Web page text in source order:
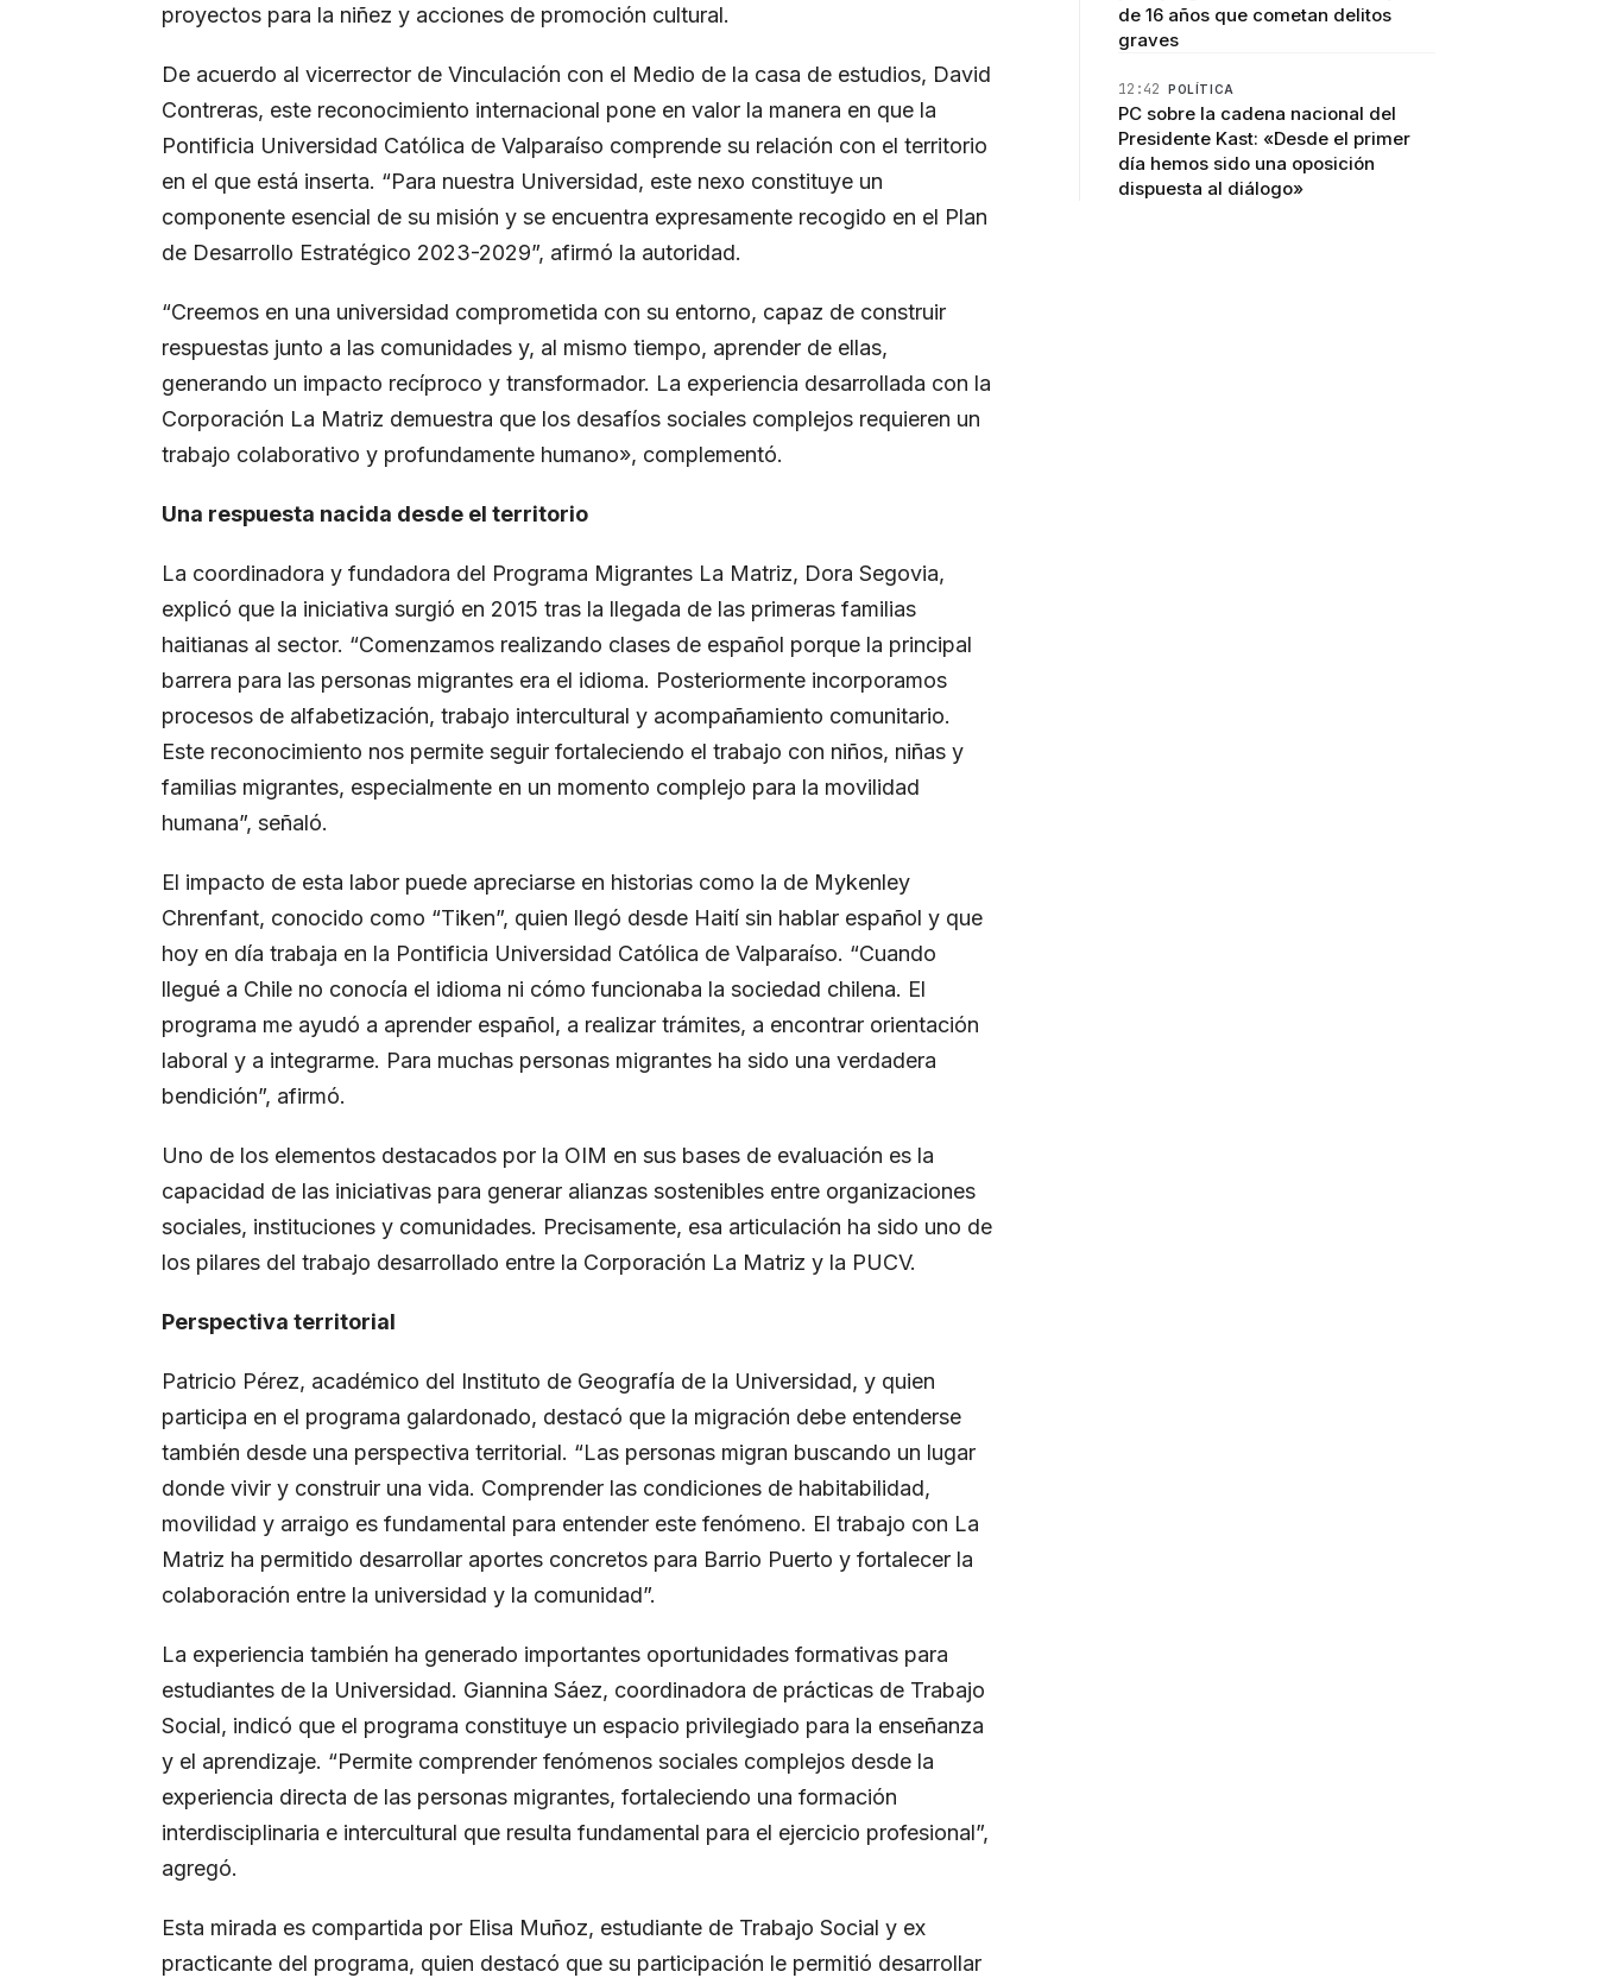
proyectos para la niñez y acciones de promoción cultural.
De acuerdo al vicerrector de Vinculación con el Medio de la casa de estudios, David
Contreras, este reconocimiento internacional pone en valor la manera en que la
Pontificia Universidad Católica de Valparaíso comprende su relación con el territorio
en el que está inserta. “Para nuestra Universidad, este nexo constituye un
componente esencial de su misión y se encuentra expresamente recogido en el Plan
de Desarrollo Estratégico 2023-2029”, afirmó la autoridad.
“Creemos en una universidad comprometida con su entorno, capaz de construir
respuestas junto a las comunidades y, al mismo tiempo, aprender de ellas,
generando un impacto recíproco y transformador. La experiencia desarrollada con la
Corporación La Matriz demuestra que los desafíos sociales complejos requieren un
trabajo colaborativo y profundamente humano», complementó.
Una respuesta nacida desde el territorio
La coordinadora y fundadora del Programa Migrantes La Matriz, Dora Segovia,
explicó que la iniciativa surgió en 2015 tras la llegada de las primeras familias
haitianas al sector. “Comenzamos realizando clases de español porque la principal
barrera para las personas migrantes era el idioma. Posteriormente incorporamos
procesos de alfabetización, trabajo intercultural y acompañamiento comunitario.
Este reconocimiento nos permite seguir fortaleciendo el trabajo con niños, niñas y
familias migrantes, especialmente en un momento complejo para la movilidad
humana”, señaló.
El impacto de esta labor puede apreciarse en historias como la de Mykenley
Chrenfant, conocido como “Tiken”, quien llegó desde Haití sin hablar español y que
hoy en día trabaja en la Pontificia Universidad Católica de Valparaíso. “Cuando
llegué a Chile no conocía el idioma ni cómo funcionaba la sociedad chilena. El
programa me ayudó a aprender español, a realizar trámites, a encontrar orientación
laboral y a integrarme. Para muchas personas migrantes ha sido una verdadera
bendición”, afirmó.
Uno de los elementos destacados por la OIM en sus bases de evaluación es la
capacidad de las iniciativas para generar alianzas sostenibles entre organizaciones
sociales, instituciones y comunidades. Precisamente, esa articulación ha sido uno de
los pilares del trabajo desarrollado entre la Corporación La Matriz y la PUCV.
Perspectiva territorial
Patricio Pérez, académico del Instituto de Geografía de la Universidad, y quien
participa en el programa galardonado, destacó que la migración debe entenderse
también desde una perspectiva territorial. “Las personas migran buscando un lugar
donde vivir y construir una vida. Comprender las condiciones de habitabilidad,
movilidad y arraigo es fundamental para entender este fenómeno. El trabajo con La
Matriz ha permitido desarrollar aportes concretos para Barrio Puerto y fortalecer la
colaboración entre la universidad y la comunidad”.
La experiencia también ha generado importantes oportunidades formativas para
estudiantes de la Universidad. Giannina Sáez, coordinadora de prácticas de Trabajo
Social, indicó que el programa constituye un espacio privilegiado para la enseñanza
y el aprendizaje. “Permite comprender fenómenos sociales complejos desde la
experiencia directa de las personas migrantes, fortaleciendo una formación
interdisciplinaria e intercultural que resulta fundamental para el ejercicio profesional”,
agregó.
Esta mirada es compartida por Elisa Muñoz, estudiante de Trabajo Social y ex
practicante del programa, quien destacó que su participación le permitió desarrollar
de 16 años que cometan delitos
graves
12:42 POLÍTICA
PC sobre la cadena nacional del
Presidente Kast: «Desde el primer
día hemos sido una oposición
dispuesta al diálogo»